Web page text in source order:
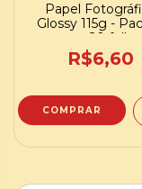
Papel
Glossy 115g -
com 20 folhas
R$6,60